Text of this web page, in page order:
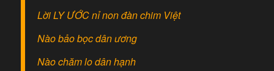
Lời LY ƯỚC nỉ non đàn chim Việt
Nào bảo bọc dân ương
Nào chăm lo dân hạnh